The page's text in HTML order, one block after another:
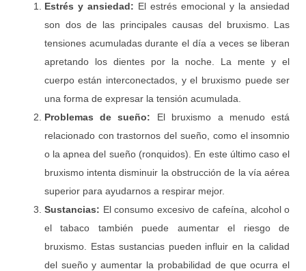
Estrés y ansiedad: El estrés emocional y la ansiedad
son dos de las principales causas del bruxismo. Las
tensiones acumuladas durante el día a veces se liberan
apretando los dientes por la noche. La mente y el
cuerpo están interconectados, y el bruxismo puede ser
una forma de expresar la tensión acumulada.
Problemas de sueño: El bruxismo a menudo está
relacionado con trastornos del sueño, como el insomnio
o la apnea del sueño (ronquidos). En este último caso el
bruxismo intenta disminuir la obstrucción de la vía aérea
superior para ayudarnos a respirar mejor.
Sustancias: El consumo excesivo de cafeína, alcohol o
el tabaco también puede aumentar el riesgo de
bruxismo. Estas sustancias pueden influir en la calidad
del sueño y aumentar la probabilidad de que ocurra el